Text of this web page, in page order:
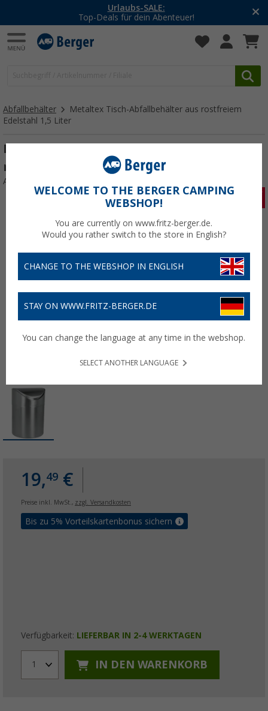
Urlaubs-SALE:
Top-Deals für dein Abenteuer!
Abfallbehälter
Metaltex Tisch-Abfallbehälter aus rostfreiem
Edelstahl 1,5 Liter
Metaltex Tisch-Abfallbehälter aus
rostfreiem Edelstahl 1,5 Liter
Art.-Nr.: 674646
19,49 €
Preise inkl. MwSt., zzgl. Versandkosten
Bis zu 5% Vorteilskartenbonus sichern
Verfügbarkeit: LIEFERBAR IN 2-4 WERKTAGEN
1 IN DEN WARENKORB
WELCOME TO THE BERGER CAMPING
WEBSHOP!
You are currently on www.fritz-berger.de.
Would you rather switch to the store in English?
CHANGE TO THE WEBSHOP IN ENGLISH
STAY ON WWW.FRITZ-BERGER.DE
You can change the language at any time in the webshop.
SELECT ANOTHER LANGUAGE